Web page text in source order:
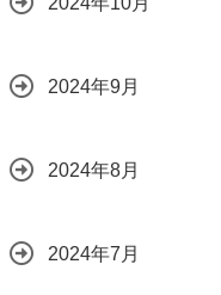
2024年9月
2024年8月
2024年7月